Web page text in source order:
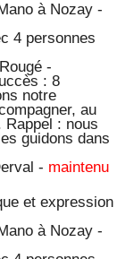
à Nozay -
4 personnes
-
: 8
notre
au
: nous
guidons dans
- maintenu
et expression
à Nozay -